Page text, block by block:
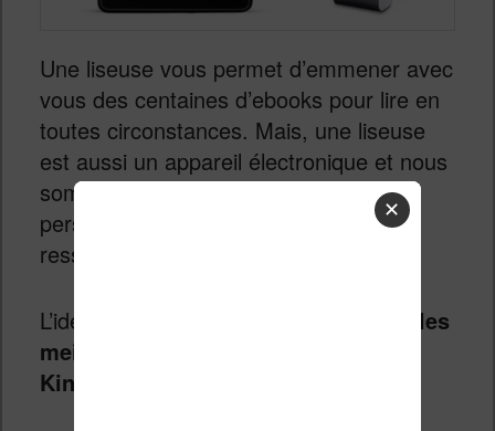
Une liseuse vous permet d’emmener avec
vous des centaines d’ebooks pour lire en
toutes circonstances. Mais, une liseuse
est aussi un appareil électronique et nous
sommes nombreux à vouloir
personnaliser celui-ci pour qu’il nous
ressemble un peu plus.
L’idée est donc de partager avec vous les
meilleurs accessoires pour liseuse
Kindle
✕